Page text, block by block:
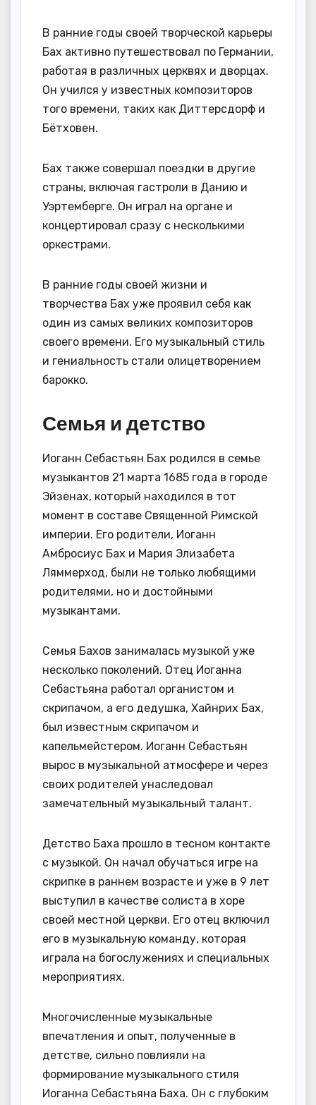
В ранние годы своей творческой карьеры
Бах активно путешествовал по Германии,
работая в различных церквях и дворцах.
Он учился у известных композиторов
того времени, таких как Диттерсдорф и
Бётховен.
Бах также совершал поездки в другие
страны, включая гастроли в Данию и
Уэртемберге. Он играл на органе и
концертировал сразу с несколькими
оркестрами.
В ранние годы своей жизни и
творчества Бах уже проявил себя как
один из самых великих композиторов
своего времени. Его музыкальный стиль
и гениальность стали олицетворением
барокко.
Семья и детство
Иоганн Себастьян Бах родился в семье
музыкантов 21 марта 1685 года в городе
Эйзенах, который находился в тот
момент в составе Священной Римской
империи. Его родители, Иоганн
Амбросиус Бах и Мария Элизабета
Ляммерход, были не только любящими
родителями, но и достойными
музыкантами.
Семья Бахов занималась музыкой уже
несколько поколений. Отец Иоганна
Себастьяна работал органистом и
скрипачом, а его дедушка, Хайнрих Бах,
был известным скрипачом и
капельмейстером. Иоганн Себастьян
вырос в музыкальной атмосфере и через
своих родителей унаследовал
замечательный музыкальный талант.
Детство Баха прошло в тесном контакте
с музыкой. Он начал обучаться игре на
скрипке в раннем возрасте и уже в 9 лет
выступил в качестве солиста в хоре
своей местной церкви. Его отец включил
его в музыкальную команду, которая
играла на богослужениях и специальных
мероприятиях.
Многочисленные музыкальные
впечатления и опыт, полученные в
детстве, сильно повлияли на
формирование музыкального стиля
Иоганна Себастьяна Баха. Он с глубоким